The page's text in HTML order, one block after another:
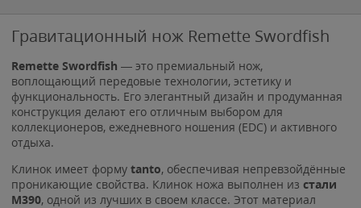
Гравитационный нож Remette Swordfish
Remette Swordfish — это премиальный нож,
воплощающий передовые технологии, эстетику и
функциональность. Его элегантный дизайн и продуманная
конструкция делают его отличным выбором для
коллекционеров, ежедневного ношения (EDC) и активного
отдыха.
Клинок имеет форму tanto, обеспечивая непревзойдённые
проникающие свойства. Клинок ножа выполнен из стали
M390, одной из лучших в своем классе. Этот материал